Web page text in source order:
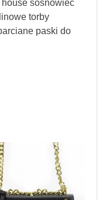
sosnowiec
torby
paski do